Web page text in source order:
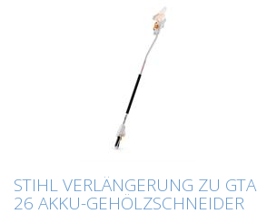
STIHL VERLÄNGERUNG ZU GTA
26 AKKU-GEHÖLZSCHNEIDER